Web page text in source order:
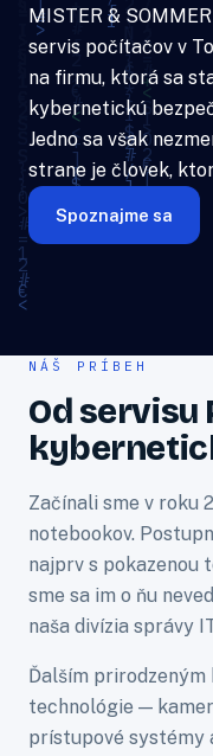
MISTER &
servis počítačov v
na firmu, ktorá sa
kybernetickú
Jedno sa však
strane je človek,
Spoznajme sa
NÁŠ PRÍBEH
Od servisu
Začínali sme v roku
notebookov.
najprv s pokazenou
sme sa im o ňu
naša divízia správy
Ďalším
technológie —
prístupové systémy